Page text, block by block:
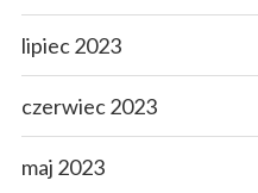
lipiec 2023
czerwiec 2023
maj 2023